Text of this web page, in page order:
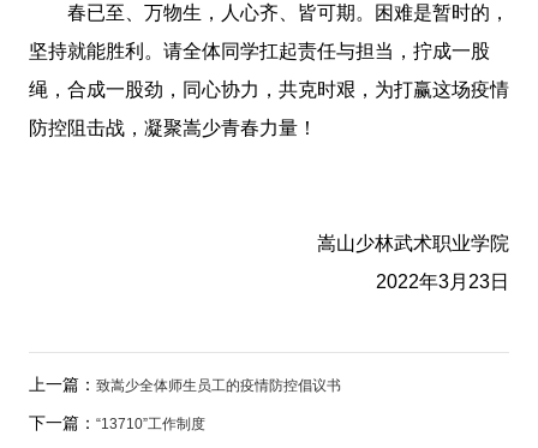
春已至、万物生，人心齐、皆可期。困难是暂时的，
坚持就能胜利。请全体同学扛起责任与担当，拧成一股
绳，合成一股劲，同心协力，共克时艰，为打赢这场疫情
防控阻击战，凝聚嵩少青春力量！
嵩山少林武术职业学院
2022年3月23日
上一篇： 致嵩少全体师生员工的疫情防控倡议书
下一篇： “13710”工作制度